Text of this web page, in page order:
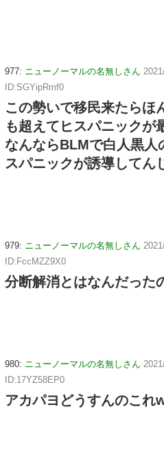
977: ニューノーマルの名無しさん
ID:SGYipRmf0
この勢いで移民来たらほ
も超えてヒスパニックが
なんならBLMで白人黒人
スパニックが誘導してん
979: ニューノーマルの名無しさん
ID:FccMZZ9X0
分断解消とはなんだった
980: ニューノーマルの名無しさん
ID:17YZ58EP0
アカパヨどうすんのこれ